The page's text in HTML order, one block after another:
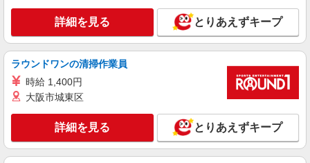
詳細を見る とりあえずキープ
ラウンドワンの清掃作業員
時給 1,400円
大阪市城東区
詳細を見る とりあえずキープ